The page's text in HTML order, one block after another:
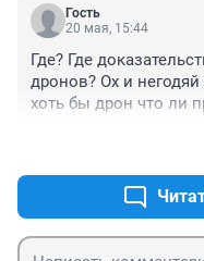
Гость
20 мая, 15:44
Где? Где
дронов? Ох и
хоть бы дрон что ли